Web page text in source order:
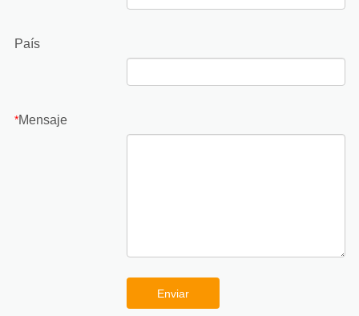
País
*Mensaje
Enviar